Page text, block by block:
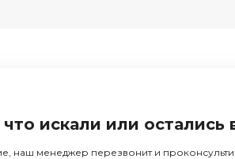
искали или остались
наш менеджер перезвонит и